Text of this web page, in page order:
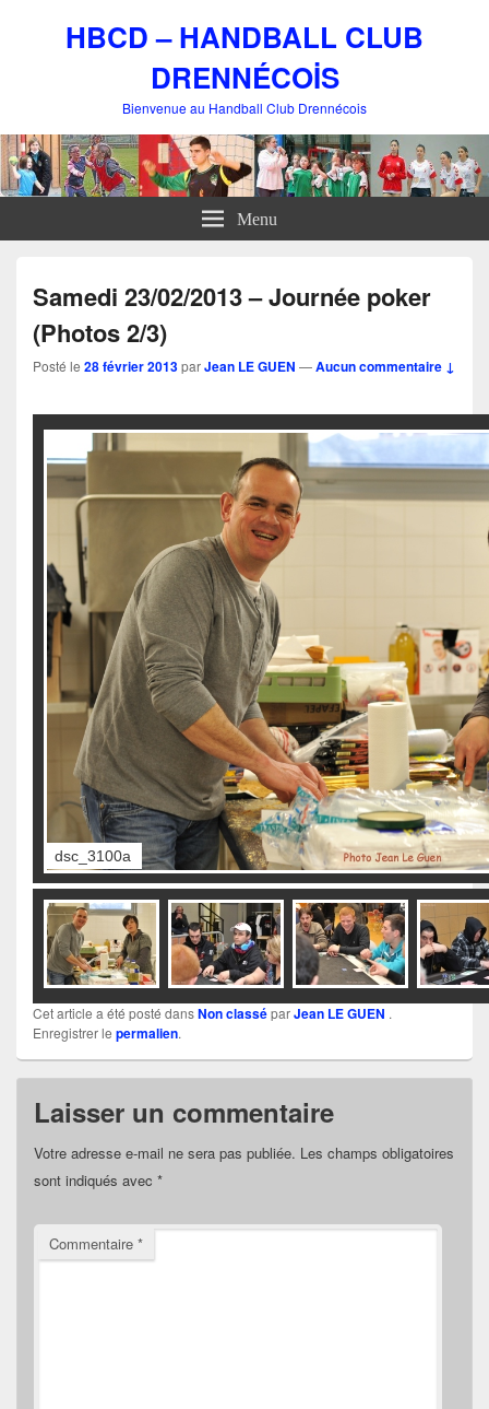
HBCD – HANDBALL CLUB
DRENNÉCOİS
Bienvenue au Handball Club Drennécois
Menu
Samedi 23/02/2013 – Journée poker
(Photos 2/3)
Posté le 28 février 2013parJean LE GUEN —Aucun commentaire ↓
Cet article a été posté dansNon classéparJean LE GUEN .
Enregistrer le permalien.
Laisser un commentaire
Votre adresse e-mail ne sera pas publiée. Les champs obligatoires
sont indiqués avec *
Commentaire *